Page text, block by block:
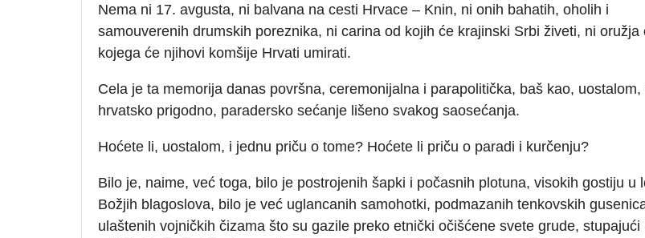
Nema ni 17. avgusta, ni balvana na cesti Hrvace – Knin, ni onih bahatih, oholih i
samouverenih drumskih poreznika, ni carina od kojih će krajinski Srbi živeti, ni oružja
kojega će njihovi komšije Hrvati umirati.
Cela je ta memorija danas površna, ceremonijalna i parapolitička, baš kao, uostalom,
hrvatsko prigodno, paradersko sećanje lišeno svakog saosećanja.
Hoćete li, uostalom, i jednu priču o tome? Hoćete li priču o paradi i kurčenju?
Bilo je, naime, već toga, bilo je postrojenih šapki i počasnih plotuna, visokih gostiju u
Božjih blagoslova, bilo je već uglancanih samohotki, podmazanih tenkovskih
ulaštenih vojničkih čizama što su gazile preko etnički očišćene svete grude, stupajući